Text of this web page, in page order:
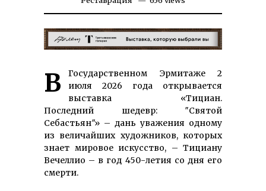
В Государственном Эрмитаже 2
июля 2026 года открывается
выставка «Тициан.
Последний шедевр: ″Святой
Себастьян″» – дань уважения одному
из величайших художников, которых
знает мировое искусство, – Тициану
Вечеллио – в год 450-летия со дня его
смерти.